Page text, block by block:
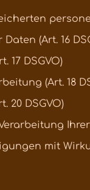
(Art. 16
17 DSGVO)
(Art. 18
20 DSGVO)
Ihrer
mit